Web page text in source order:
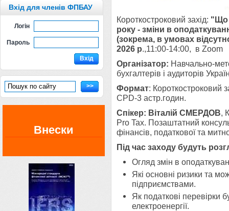
Вхід для членів ФПБАУ
Логін
Пароль
Вхід
>>
Внески
Короткостроковий захід: "Що
року - зміни в
(зокрема, в умовах
2026 р.,11:00-14:00, в
Організатор: Навчально-
бухгалтерів і аудиторів
Формат: Короткостроковий
CPD-3 астр.годин.
Спікер: Віталій СМЕРДОВ,
Pro Tax. Позаштатний
фінансів, податкової та
Під час заходу будуть
Огляд змін в
Які основні ризики та
підприємствами.
Як податкові перевірки
електроенергії.